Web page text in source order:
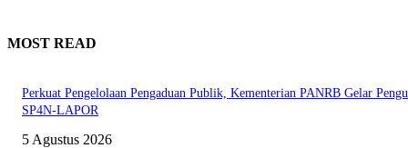
MOST READ
Perkuat Pengelolaan Pengaduan Publik, Kementerian PANRB Gelar
SP4N-LAPOR
5 Agustus 2026